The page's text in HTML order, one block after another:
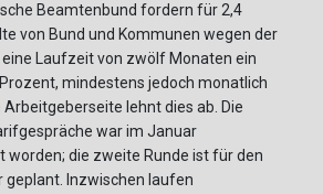
Beamtenbund fordern für 2,4
von Bund und Kommunen wegen der
Laufzeit von zwölf Monaten ein
mindestens jedoch monatlich
Arbeitgeberseite lehnt dies ab. Die
war im Januar
worden; die zweite Runde ist für den
geplant. Inzwischen laufen